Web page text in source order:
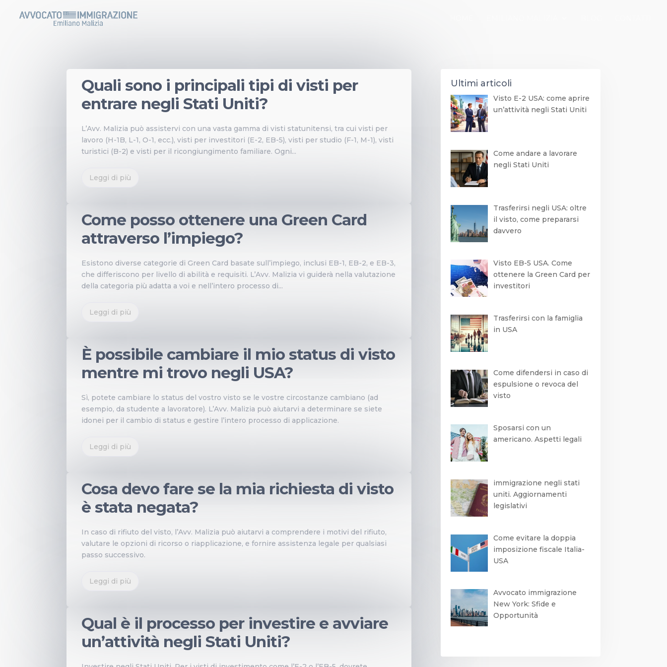
Quali sono i principali tipi di visti per
entrare negli Stati Uniti?
L’Avv. Malizia può assistervi con una vasta gamma di visti statunitensi, tra cui visti per
lavoro (H-1B, L-1, O-1, ecc.), visti per investitori (E-2, EB-5), visti per studio (F-1, M-1), visti
turistici (B-2) e visti per il ricongiungimento familiare. Ogni...
Leggi di più
Come posso ottenere una Green Card
attraverso l’impiego?
Esistono diverse categorie di Green Card basate sull’impiego, inclusi EB-1, EB-2, e EB-3,
che differiscono per livello di abilità e requisiti. L’Avv. Malizia vi guiderà nella valutazione
della categoria più adatta a voi e nell’intero processo di...
Leggi di più
È possibile cambiare il mio status di visto
mentre mi trovo negli USA?
Sì, potete cambiare lo status del vostro visto se le vostre circostanze cambiano (ad
esempio, da studente a lavoratore). L’Avv. Malizia può aiutarvi a determinare se siete
idonei per il cambio di status e gestire l’intero processo di applicazione.
Leggi di più
Cosa devo fare se la mia richiesta di visto
è stata negata?
In caso di rifiuto del visto, l’Avv. Malizia può aiutarvi a comprendere i motivi del rifiuto,
valutare le opzioni di ricorso o riapplicazione, e fornire assistenza legale per qualsiasi
passo successivo.
Leggi di più
Qual è il processo per investire e avviare
un’attività negli Stati Uniti?
Ultimi articoli
Visto E-2 USA: come aprire
un’attività negli Stati Uniti
Come andare a lavorare
negli Stati Uniti
Trasferirsi negli USA: oltre
il visto, come prepararsi
davvero
Visto EB-5 USA. Come
ottenere la Green Card per
investitori
Trasferirsi con la famiglia
in USA
Come difendersi in caso di
espulsione o revoca del
visto
Sposarsi con un
americano. Aspetti legali
immigrazione negli stati
uniti. Aggiornamenti
legislativi
Come evitare la doppia
imposizione fiscale Italia-
USA
Avvocato immigrazione
New York: Sfide e
Opportunità